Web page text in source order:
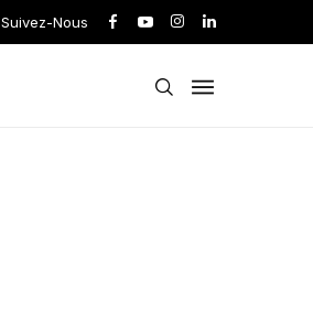
Suivez-Nous